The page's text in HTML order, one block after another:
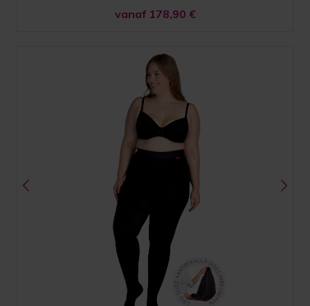
vanaf 178,90 €